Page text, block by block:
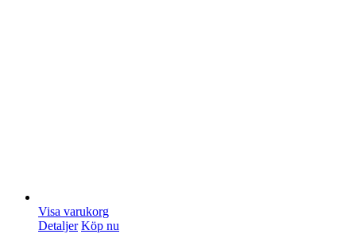
Visa varukorg
Detaljer Köp nu